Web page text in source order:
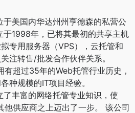
美国内华达州州亨德森的私营公
1998年，已将其最初的共享主机
专用服务器（VPS），云托管和
注转售/批发合作伙伴关系。
超过35年的Web托管行业历史，
种规模的IT项目经验。
丰富的网络托管专业知识，使
供应商之上迈出了一步。 该公司